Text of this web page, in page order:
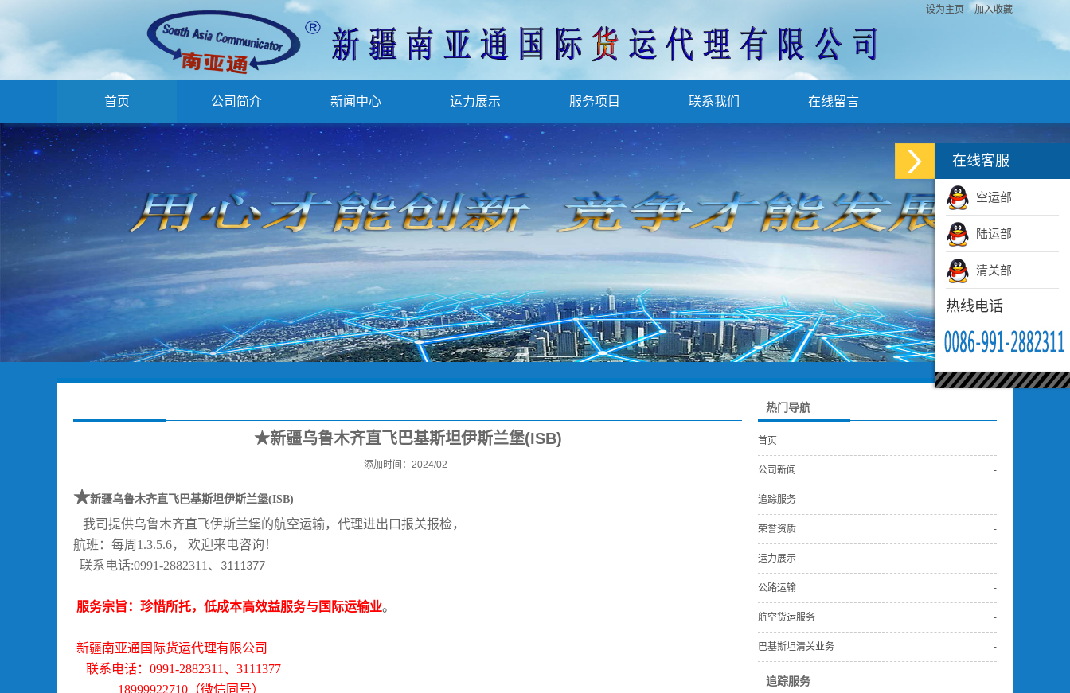
设为主页 加入收藏
首页 公司简介 新闻中心 运力展示 服务项目 联系我们 在线留言
★新疆乌鲁木齐直飞巴基斯坦伊斯兰堡(ISB)
添加时间：2024/02
★新疆乌鲁木齐直飞巴基斯坦伊斯兰堡(ISB)
我司提供乌鲁木齐直飞伊斯兰堡的航空运输，代理进出口报关报检，
航班：每周 1.3.5.6， 欢迎来电咨询！
联系电话:0991-2882311 、 3111377
服务宗旨：珍惜所托，低成本高效益服务与国际运输业。
新疆南亚通国际货运代理有限公司
联系电话： 0991-2882311、3111377
18999922710（微信同号）
热门导航
首页
-
公司新闻
-
追踪服务
-
荣誉资质
-
运力展示
-
公路运输
-
航空货运服务
-
巴基斯坦清关业务
追踪服务
在线客服
空运部
陆运部
清关部
热线电话